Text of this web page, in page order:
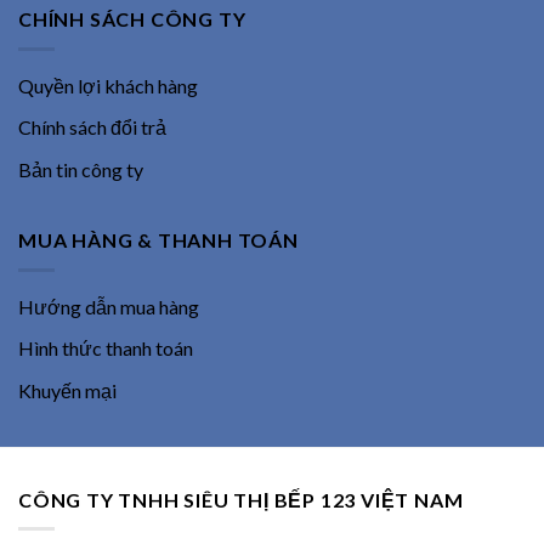
CHÍNH SÁCH CÔNG TY
Quyền lợi khách hàng
Chính sách đổi trả
Bản tin công ty
MUA HÀNG & THANH TOÁN
Hướng dẫn mua hàng
Hình thức thanh toán
Khuyến mại
CÔNG TY TNHH SIÊU THỊ BẾP 123 VIỆT NAM